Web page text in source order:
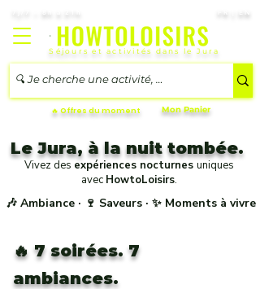
FR | EN
Séjours et activités dans le Jura
Mon Panier
🔥 Offres du moment
Le Jura, à la nuit tombée.
Vivez des expériences nocturnes uniques
avec HowtoLoisirs.
🎶 Ambiance · 🍷 Saveurs · ✨ Moments à vivre
🔥 7 soirées. 7
ambiances.